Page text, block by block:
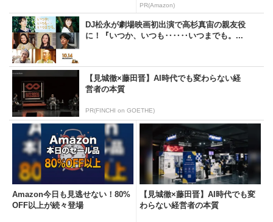
PR(Amazon)
DJ松永が劇場映画初出演で高杉真宙の親友役
に！『いつか、いつも‥‥‥いつまでも。...
【見城徹×藤田晋】AI時代でも変わらない経
営者の本質
PR(FINCHI on GOETHE)
Amazon今日も見逃せない！80%
OFF以上が続々登場
【見城徹×藤田晋】AI時代でも変
わらない経営者の本質